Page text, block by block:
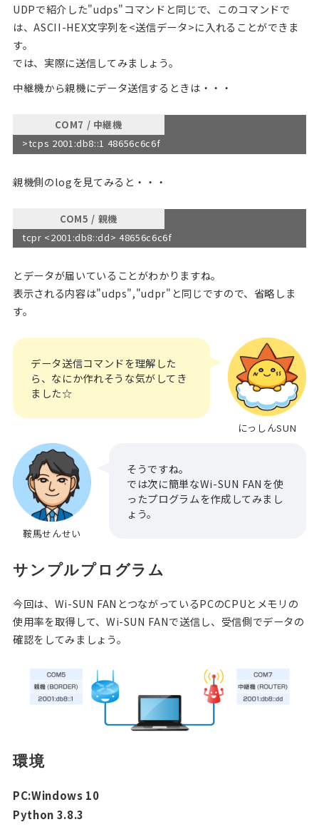
UDPで紹介した"udps"コマンドと同じで、このコマンドで
は、ASCII-HEX文字列を<送信データ>に入れることができま
す。
では、実際に送信してみましょう。
中継機から親機にデータ送信するときは・・・
COM7 / 中継機
>tcps 2001:db8::1 48656c6c6f
親機側のlogを見てみると・・・
COM5 / 親機
tcpr <2001:db8::dd> 48656c6c6f
とデータが届いていることがわかりますね。
表示される内容は"udps","udpr"と同じですので、省略しま
す。
にっしんSUN
データ送信コマンドを理解した
ら、 なにか作れそうな気がしてき
ました☆
鞍馬せんせい
そうですね。
では次に簡単なWi-SUN FANを使
ったプログラムを作成してみまし
ょう。
サンプルプログラム
今回は、Wi-SUN FANとつながっているPCのCPUとメモリの
使用率を取得して、Wi-SUN FANで送信し、受信側でデータの
確認をしてみましょう。
環境
PC:Windows 10
Python 3.8.3